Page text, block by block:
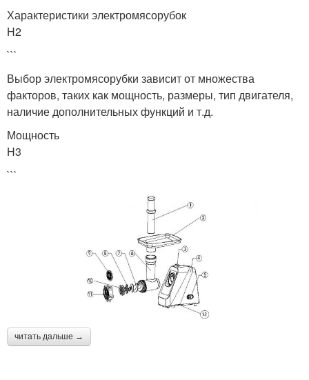
Характеристики электромясорубок
H2
```
Выбор электромясорубки зависит от множества
факторов, таких как мощность, размеры, тип двигателя,
наличие дополнительных функций и т.д.
Мощность
H3
```
читать дальше →